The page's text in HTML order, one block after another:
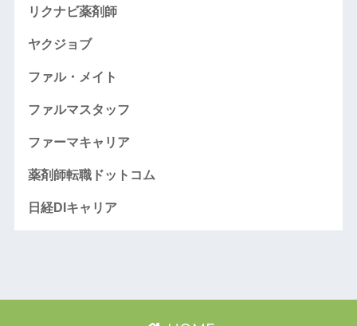
リクナビ薬剤師
ヤクジョブ
ファル・メイト
ファルマスタッフ
ファーマキャリア
薬剤師転職ドットコム
日経DIキャリア